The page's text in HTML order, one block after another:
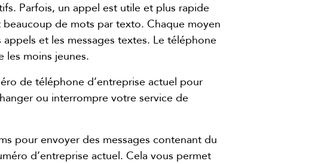
Parfois, un appel est utile et plus rapide
de mots par texto. Chaque moyen
et les messages textes. Le téléphone
les moins jeunes.
de téléphone d’entreprise actuel pour
ou interrompre votre service de
pour envoyer des messages contenant du
d’entreprise actuel. Cela vous permet